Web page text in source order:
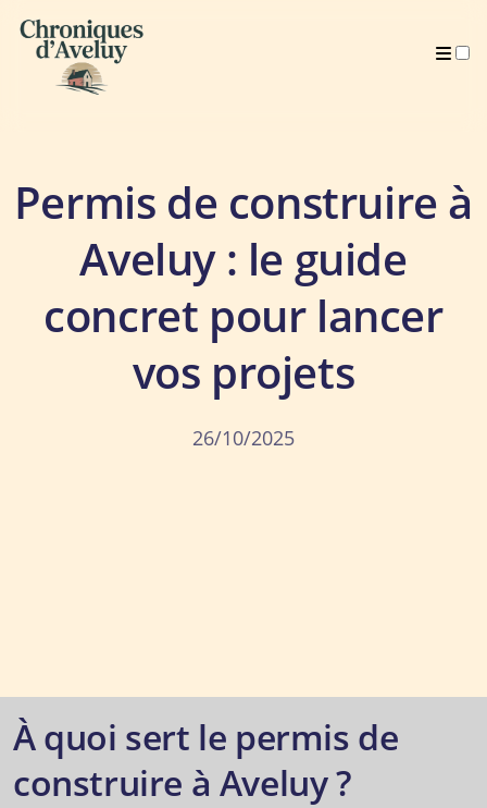
Permis de construire à
Aveluy : le guide
concret pour lancer
vos projets
26/10/2025
À quoi sert le permis de
construire à Aveluy ?